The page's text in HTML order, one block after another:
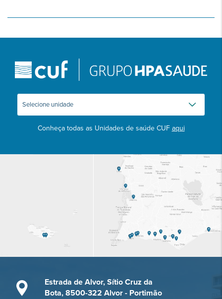
Conheça todas as Unidades de saúde CUF aqui
Estrada de Alvor, Sítio Cruz da
Bota, 8500-322 Alvor - Portimão